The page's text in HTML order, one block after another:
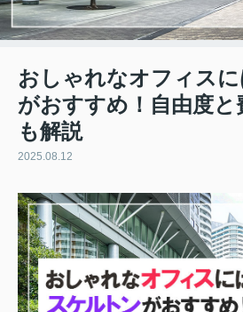
おしゃれなオフィス
がおすすめ！自由度と
も解説
2025.08.12